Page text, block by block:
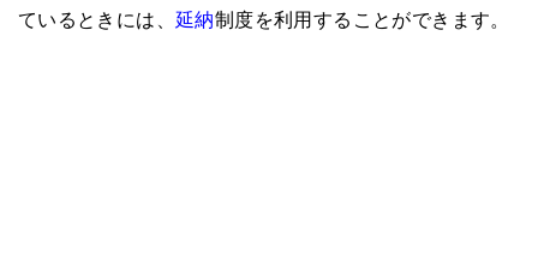
ているときには、延納制度を利用することができます。